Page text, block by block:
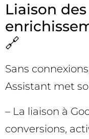
Liaison
🔗
Sans
Assistant met
– La liaison à
conversions,